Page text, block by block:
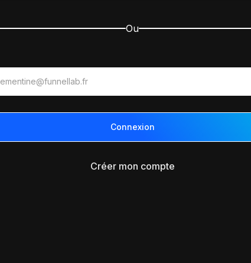
Ou
Créer mon compte